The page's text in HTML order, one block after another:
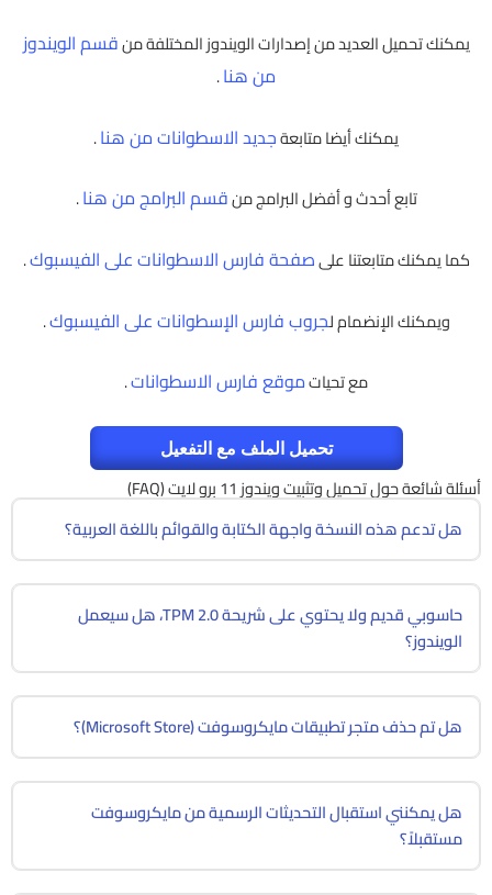
يمكنك تحميل العديد من إصدارات الويندوز المختلفة منقسم الويندوز
من هنا.
يمكنك أيضا متابعةجديد الاسطوانات من هنا.
تابع أحدث و أفضل البرامج منقسم البرامج من هنا.
كما يمكنك متابعتنا علىصفحة فارس الاسطوانات على الفيسبوك.
ويمكنك الإنضمام لجروب فارس الإسطوانات على الفيسبوك.
مع تحياتموقع فارس الاسطوانات.
تحميل الملف مع التفعيل
أسئلة شائعة حول تحميل وتثبيت ويندوز 11 برو لايت (FAQ)
هل تدعم هذه النسخة واجهة الكتابة والقوائم باللغة العربية؟
حاسوبي قديم ولا يحتوي على شريحة TPM 2.0، هل سيعمل
الويندوز؟
هل تم حذف متجر تطبيقات مايكروسوفت (Microsoft Store)؟
هل يمكنني استقبال التحديثات الرسمية من مايكروسوفت
مستقبلاً؟